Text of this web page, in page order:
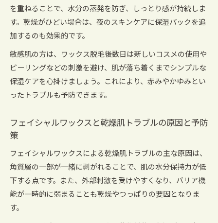
フェイシャルワックス後に始める美肌スキンケ
ア習慣
乾燥肌対策に欠かせない毎日のスキンケアルー
フェイシャルワックスと美肌を両立する生活習
慣
潤い美肌を育てるためのフェイシャルケアのポ
肌質改善に役立つスキンケア実践のコツ
を重ねることで、水分の蒸発を防ぎ、しっとり感が持続しま
す。乾燥がひどい場合は、夜のスキンケアに保湿パックを追
加するのも効果的です。
敏感肌の方は、ワックス脱毛後数日は新しいコスメの使用や
ピーリングなどの刺激を避け、肌が落ち着くまでシンプルな
保湿ケアを心掛けましょう。これにより、赤みやかゆみとい
ったトラブルも予防できます。
フェイシャルワックスと乾燥肌トラブルの原因と予防
策
フェイシャルワックスによる乾燥肌トラブルの主な原因は、
角質層の一部が一緒に剥がれることで、肌の水分保持力が低
下する点です。また、外部刺激を受けやすくなり、バリア機
能が一時的に弱まることも乾燥やつっぱりの要因となりま
す。